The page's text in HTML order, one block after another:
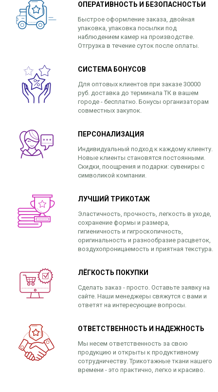
ОПЕРАТИВНОСТЬ И БЕЗОПАСНОСТЬИ
Быстрое оформление заказа, двойная
упаковка, упаковка посылки под
наблюдением камер на производстве.
Отгрузка в течение суток после оплаты.
СИСТЕМА БОНУСОВ
Для оптовых клиентов при заказе 30000
руб. доставка до терминала ТК в вашем
городе - бесплатно. Бонусы организаторам
совместных закупок.
ПЕРСОНАЛИЗАЦИЯ
Индивидуальный подход к каждому клиенту.
Новые клиенты становятся постоянными.
Скидки, поощрения и подарки: сувениры с
символикой компании.
ЛУЧШИЙ ТРИКОТАЖ
Эластичность, прочность, легкость в уходе,
сохранение формы и размера,
гигиеничность и гигроскопичность,
оригинальность и разнообразие расцветок,
воздухопроницаемость и приятная текстура.
ЛЁГКОСТЬ ПОКУПКИ
Сделать заказ - просто. Оставьте заявку на
сайте. Наши менеджеры свяжутся с вами и
ответят на интересующие вопросы.
ОТВЕТСТВЕННОСТЬ И НАДЕЖНОСТЬ
Мы несем ответственность за свою
продукцию и открыты к продуктивному
сотрудничеству. Трикотажные ткани нашего
времени - это практично, легко и красиво.